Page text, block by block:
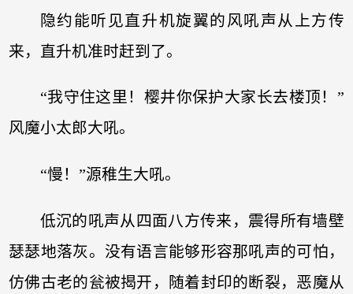
隐约能听见直升机旋翼的风吼声从上方传
来，直升机准时赶到了。
“我守住这里！樱井你保护大家长去楼顶！”
风魔小太郎大吼。
“慢！”源稚生大吼。
低沉的吼声从四面八方传来，震得所有墙壁
瑟瑟地落灰。没有语言能够形容那吼声的可怕，
仿佛古老的瓮被揭开，随着封印的断裂，恶魔从